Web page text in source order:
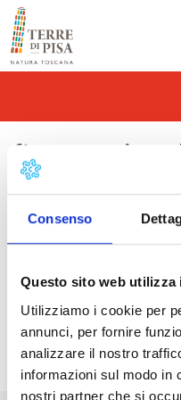
Consenso
Questo sito web utilizza
Utilizziamo i cookie per
annunci, per fornire
analizzare il nostro
informazioni sul modo in
nostri partner che si
Vai al contenuto
fiera
Fiera Nazionale
13/09/2026 - 7:00 -